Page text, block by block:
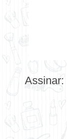
Assinar: